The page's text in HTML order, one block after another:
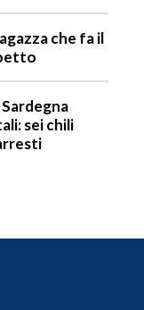
che fa il
sei chili